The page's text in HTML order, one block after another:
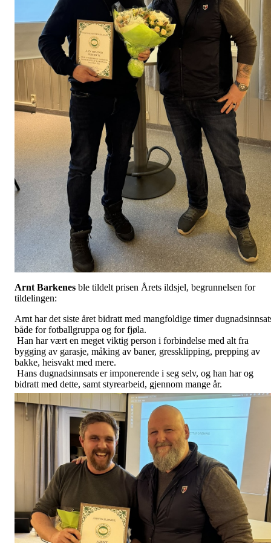
Arnt Barkenes ble tildelt prisen Årets ildsjel, begrunnelsen for
tildelingen:
Arnt har det siste året bidratt med mangfoldige timer
både for fotballgruppa og for fjøla.
Han har vært en meget viktig person i forbindelse med alt fra
bygging av garasje, måking av baner, gressklipping, prepping av
bakke, heisvakt med mere.
Hans dugnadsinnsats er imponerende i seg selv, og han har og
bidratt med dette, samt styrearbeid, gjennom mange år.